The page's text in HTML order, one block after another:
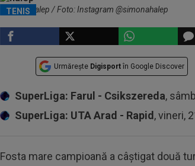
TENIS
Simona Halep / Foto: Instagram @simonahalep
Urmărește Digisport în Google Discover
SuperLiga: Farul - Csikszereda,
SuperLiga: UTA Arad - Rapid , vineri,
Fosta mare campioană a câștigat două